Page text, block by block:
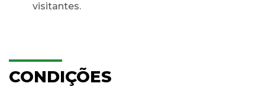
visitantes.
CONDIÇÕES